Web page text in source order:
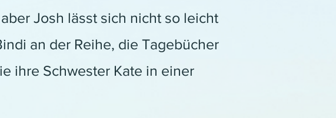
Josh lässt sich nicht so leicht
an der Reihe, die Tagebücher
ihre Schwester Kate in einer